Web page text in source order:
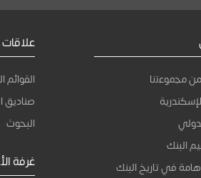
ﻣﺟﻣوﻋﺗﻧﺎ
البنك
في تاريخ البنك
القوائم
صناديق
البحوث
غرفة